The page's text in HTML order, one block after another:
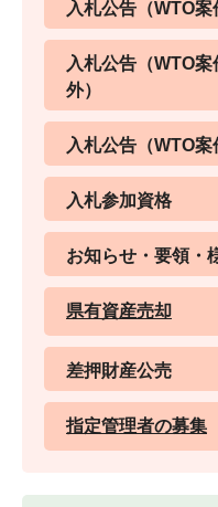
入札公告（WTO案
入札公告（WTO
外）
入札公告（WTO案
入札参加資格
お知らせ・要領・
県有資産売却
差押財産公売
指定管理者の募集